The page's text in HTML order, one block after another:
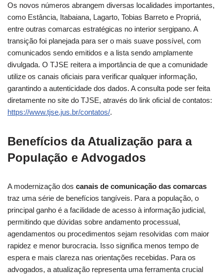
Os novos números abrangem diversas localidades importantes,
como Estância, Itabaiana, Lagarto, Tobias Barreto e Propriá,
entre outras comarcas estratégicas no interior sergipano. A
transição foi planejada para ser o mais suave possível, com
comunicados sendo emitidos e a lista sendo amplamente
divulgada. O TJSE reitera a importância de que a comunidade
utilize os canais oficiais para verificar qualquer informação,
garantindo a autenticidade dos dados. A consulta pode ser feita
diretamente no site do TJSE, através do link oficial de contatos:
https://www.tjse.jus.br/contatos/.
Benefícios da Atualização para a
População e Advogados
A modernização dos canais de comunicação das comarcas
traz uma série de benefícios tangíveis. Para a população, o
principal ganho é a facilidade de acesso à informação judicial,
permitindo que dúvidas sobre andamento processual,
agendamentos ou procedimentos sejam resolvidas com maior
rapidez e menor burocracia. Isso significa menos tempo de
espera e mais clareza nas orientações recebidas. Para os
advogados, a atualização representa uma ferramenta crucial